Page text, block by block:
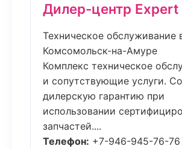
Дилер-центр Expert
Техническое обслуживание
Комсомольск-на-Амуре
Комплекс техническое
и сопутствующие услуги.
дилерскую гарантию при
использовании
запчастей....
Телефон: +7-946-945-76-76